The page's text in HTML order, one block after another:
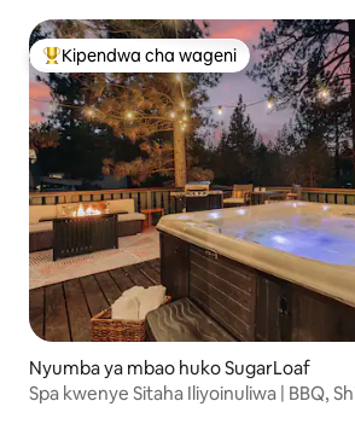
Kipendwa maarufu cha wageni
Kipendwa cha wageni
Nyumba ya mbao huko SugarLoaf
Spa kwenye Sitaha Iliyoinuliwa | BBQ,